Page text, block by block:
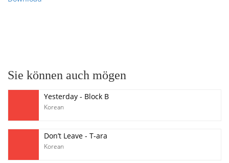
Sie können auch mögen
Yesterday - Block B
Korean
Don’t Leave - T-ara
Korean